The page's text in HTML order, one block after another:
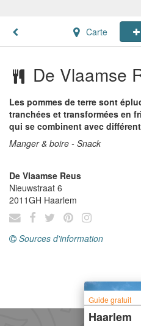
Carte
De Vlaamse
Les pommes de terre sont
tranchées et transformées en
qui se combinent avec
Manger & boire - Snack
De Vlaamse Reus
Nieuwstraat 6
2011GH Haarlem
Sources d'information
Guide gratuit
Haarlem